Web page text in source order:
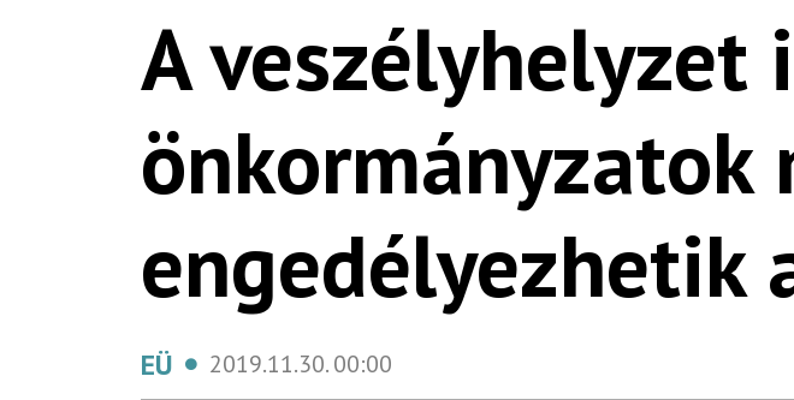
A veszélyhelyzet
önkormányzatok
engedélyezhetik
EÜ 2019.11.30.00:00